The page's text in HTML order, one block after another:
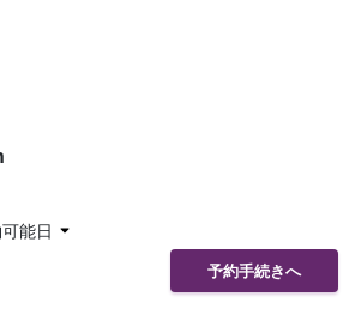
能日
予約手続きへ